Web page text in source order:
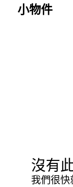
小物件
沒有
我們很快